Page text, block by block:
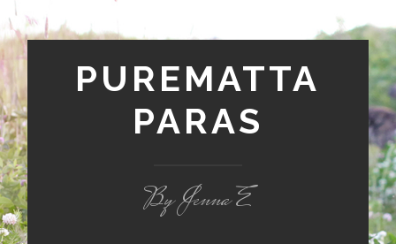
PUREMATTA
PARAS
By Jenna E